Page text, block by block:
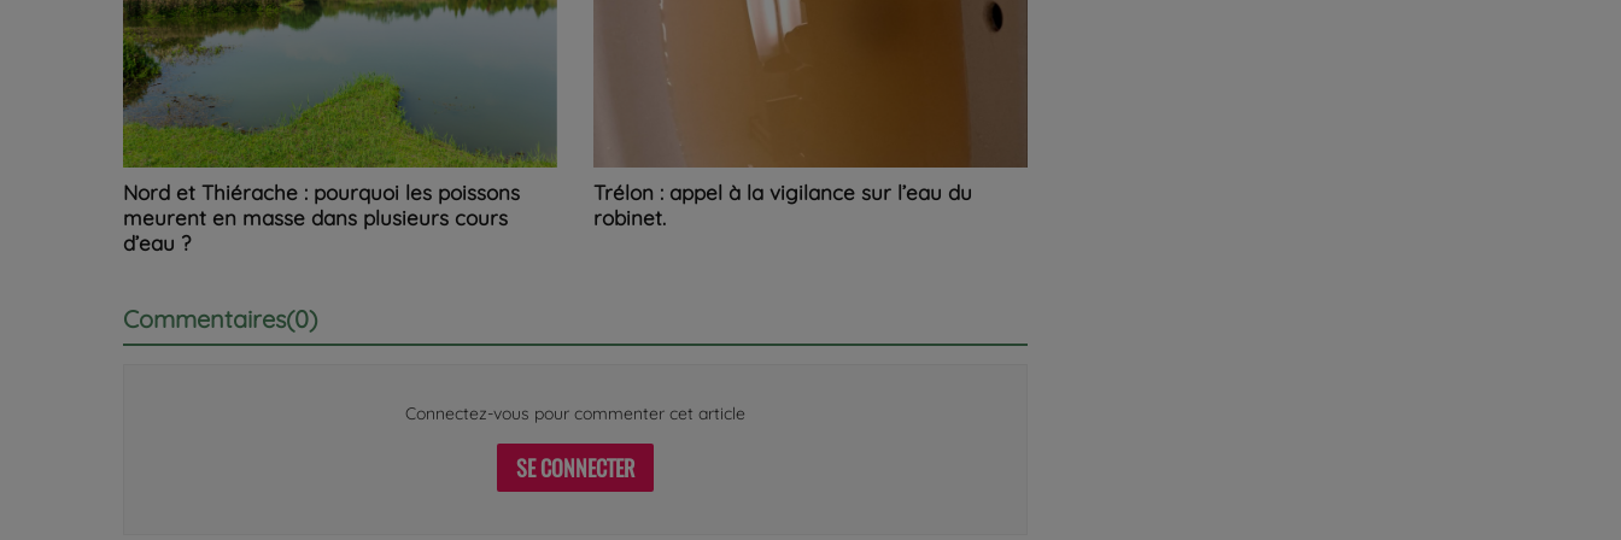
Nord et Thiérache : pourquoi les poissons
meurent en masse dans plusieurs cours
d’eau ?
Trélon : appel à la vigilance sur l’eau du
robinet.
Commentaires(0)
Connectez-vous pour commenter cet article
SE CONNECTER